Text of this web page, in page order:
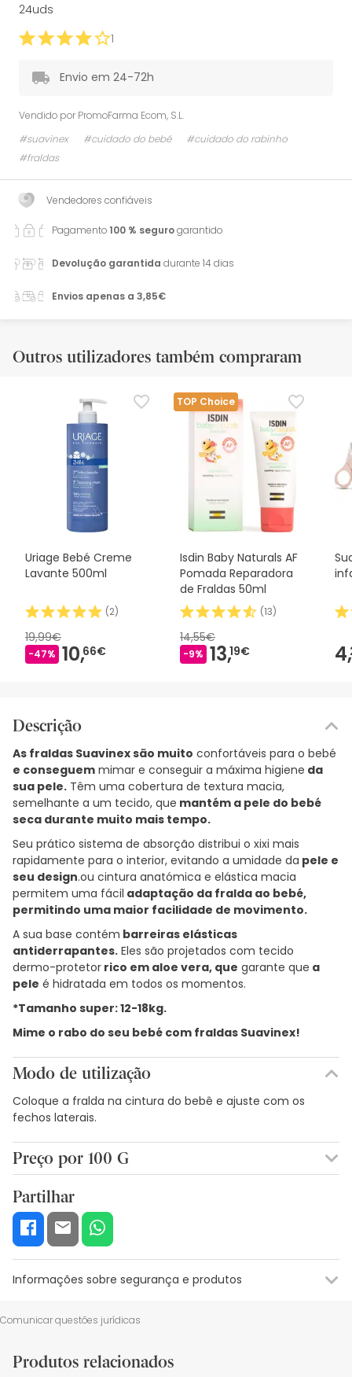
24uds
1
Envio em 24-72h
Vendido por PromoFarma Ecom, S.L.
#suavinex
#cuidado do bebé
#cuidado do rabinho
#fraldas
Vendedores confiáveis
Pagamento100 % segurogarantido
Devolução garantida durante 14 dias
Envios apenas a 3,85€
Outros utilizadores também compraram
Uriage Bebé Creme
Lavante 500ml
(2)
19,99€
-47% 10,66€
TOP Choice
Isdin Baby Naturals AF
Pomada Reparadora
de Fraldas 50ml
(13)
14,55€
-9% 13,19€ 4,
Descrição
As fraldas Suavinex são muito confortáveis para o bebé
e conseguem mimar e conseguir a máxima higiene da
sua pele. Têm uma cobertura de textura macia,
semelhante a um tecido, que mantém a pele do bebé
seca durante muito mais tempo.
Seu prático sistema de absorção distribui o xixi mais
rapidamente para o interior, evitando a umidade da pele e
seu design.ou cintura anatómica e elástica macia
permitem uma fácil adaptação da fralda ao bebé,
permitindo uma maior facilidade de movimento.
A sua base contém barreiras elásticas
antiderrapantes. Eles são projetados com tecido
dermo-protetor rico em aloe vera, que garante que a
pele é hidratada em todos os momentos.
*Tamanho super: 12-18kg.
Mime o rabo do seu bebé com fraldas Suavinex!
Modo de utilização
Coloque a fralda na cintura do bebê e ajuste com os
fechos laterais.
Preço por 100 G
Partilhar
Informações sobre segurança e produtos
Recursos de segurança visual
De momento, não dispomos de imagens de segurança
Comunicar questões jurídicas
Produtos relacionados